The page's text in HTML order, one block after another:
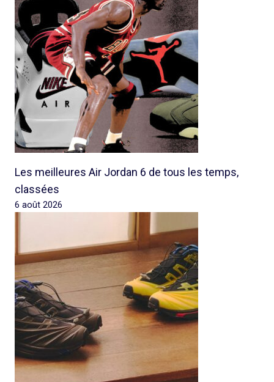
Les meilleures Air Jordan 6 de tous les temps,
classées
6 août 2026